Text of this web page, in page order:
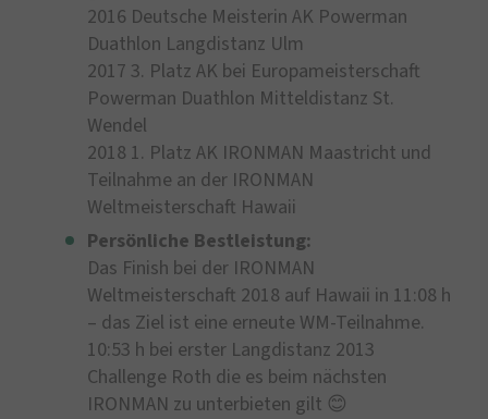
2016 Deutsche Meisterin AK Powerman
Duathlon Langdistanz Ulm
2017 3. Platz AK bei Europameisterschaft
Powerman Duathlon Mitteldistanz St.
Wendel
2018 1. Platz AK IRONMAN Maastricht und
Teilnahme an der IRONMAN
Weltmeisterschaft Hawaii
Persönliche Bestleistung:
Das Finish bei der IRONMAN
Weltmeisterschaft 2018 auf Hawaii in 11:08 h
– das Ziel ist eine erneute WM-Teilnahme.
10:53 h bei erster Langdistanz 2013
Challenge Roth die es beim nächsten
IRONMAN zu unterbieten gilt 😊